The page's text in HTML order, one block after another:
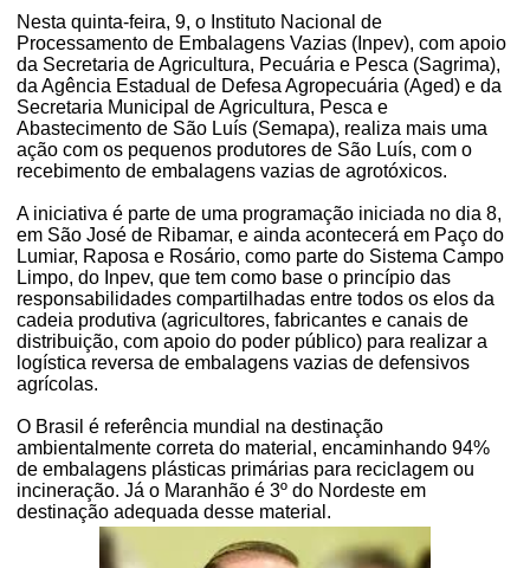
Nesta quinta-feira, 9, o Instituto Nacional de
Processamento de Embalagens Vazias (Inpev), com apoio
da Secretaria de Agricultura, Pecuária e Pesca (Sagrima),
da Agência Estadual de Defesa Agropecuária (Aged) e da
Secretaria Municipal de Agricultura, Pesca e
Abastecimento de São Luís (Semapa), realiza mais uma
ação com os pequenos produtores de São Luís, com o
recebimento de embalagens vazias de agrotóxicos.
A iniciativa é parte de uma programação iniciada no dia 8,
em São José de Ribamar, e ainda acontecerá em Paço do
Lumiar, Raposa e Rosário, como parte do Sistema Campo
Limpo, do Inpev, que tem como base o princípio das
responsabilidades compartilhadas entre todos os elos da
cadeia produtiva (agricultores, fabricantes e canais de
distribuição, com apoio do poder público) para realizar a
logística reversa de embalagens vazias de defensivos
agrícolas.
O Brasil é referência mundial na destinação
ambientalmente correta do material, encaminhando 94%
de embalagens plásticas primárias para reciclagem ou
incineração. Já o Maranhão é 3º do Nordeste em
destinação adequada desse material.